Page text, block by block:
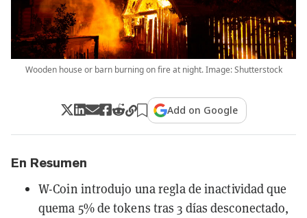
Wooden house or barn burning on fire at night. Image: Shutterstock
Add on Google
En Resumen
W-Coin introdujo una regla de inactividad que
quema 5% de tokens tras 3 días desconectado,